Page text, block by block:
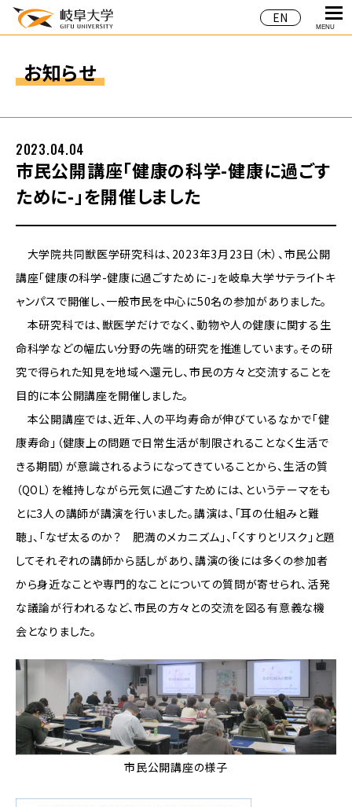
EN
MENU
お知らせ
市民公開講座「健康の科学-健康に過ごす
ために-」を開催しました
2023.04.04
大学院共同獣医学研究科は、2023年3月23日（木）、市民公開
講座「健康の科学-健康に過ごすために-」を岐阜大学サテライトキ
ャンパスで開催し、一般市民を中心に50名の参加がありました。
本研究科では、獣医学だけでなく、動物や人の健康に関する生
命科学などの幅広い分野の先端的研究を推進しています。その研
究で得られた知見を地域へ還元し、市民の方々と交流することを
目的に本公開講座を開催しました。
本公開講座では、近年、人の平均寿命が伸びているなかで「健
康寿命」（健康上の問題で日常生活が制限されることなく生活で
きる期間）が意識されるようになってきていることから、生活の質
（QOL）を維持しながら元気に過ごすためには、というテーマをも
とに3人の講師が講演を行いました。講演は、「耳の仕組みと難
聴」、「なぜ太るのか？ 肥満のメカニズム」、「くすりとリスク」と題
してそれぞれの講師から話しがあり、講演の後には多くの参加者
から身近なことや専門的なことについての質問が寄せられ、活発
な議論が行われるなど、市民の方々との交流を図る有意義な機
会となりました。
市民公開講座の様子